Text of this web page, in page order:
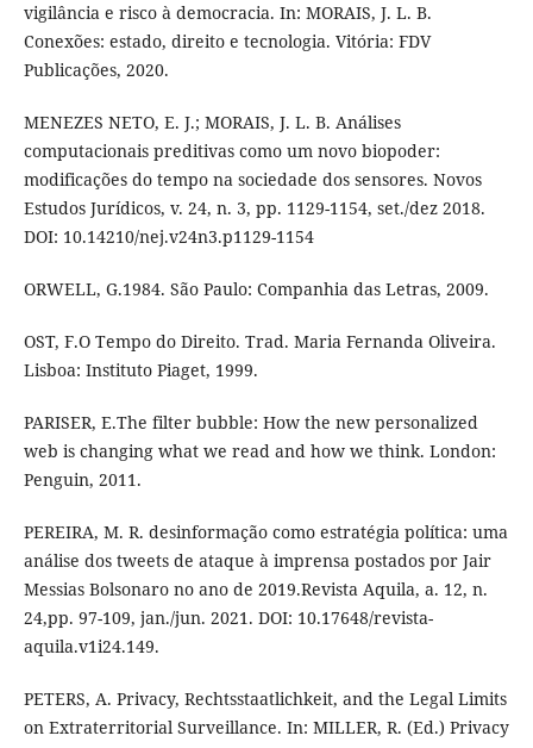
vigilância e risco à democracia. In: MORAIS, J. L. B.
Conexões: estado, direito e tecnologia. Vitória: FDV
Publicações, 2020.
MENEZES NETO, E. J.; MORAIS, J. L. B. Análises
computacionais preditivas como um novo biopoder:
modificações do tempo na sociedade dos sensores. Novos
Estudos Jurídicos, v. 24, n. 3, pp. 1129-1154, set./dez 2018.
DOI: 10.14210/nej.v24n3.p1129-1154
ORWELL, G.1984. São Paulo: Companhia das Letras, 2009.
OST, F.O Tempo do Direito. Trad. Maria Fernanda Oliveira.
Lisboa: Instituto Piaget, 1999.
PARISER, E.The filter bubble: How the new personalized
web is changing what we read and how we think. London:
Penguin, 2011.
PEREIRA, M. R. desinformação como estratégia política: uma
análise dos tweets de ataque à imprensa postados por Jair
Messias Bolsonaro no ano de 2019.Revista Aquila, a. 12, n.
24,pp. 97-109, jan./jun. 2021. DOI: 10.17648/revista-
aquila.v1i24.149.
PETERS, A. Privacy, Rechtsstaatlichkeit, and the Legal Limits
on Extraterritorial Surveillance. In: MILLER, R. (Ed.) Privacy